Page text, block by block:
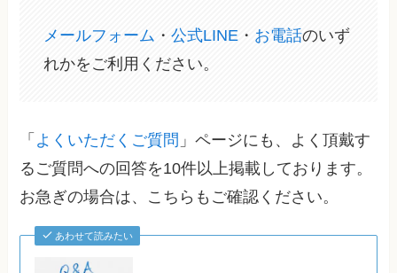
メールフォーム ・公式LINE ・ お電話のいず
れかをご利用ください。
「 よくいただくご質問 」ページにも、よく頂戴す
るご質問への回答を10件以上掲載しております。
お急ぎの場合は、こちらもご確認ください。
あわせて読みたい